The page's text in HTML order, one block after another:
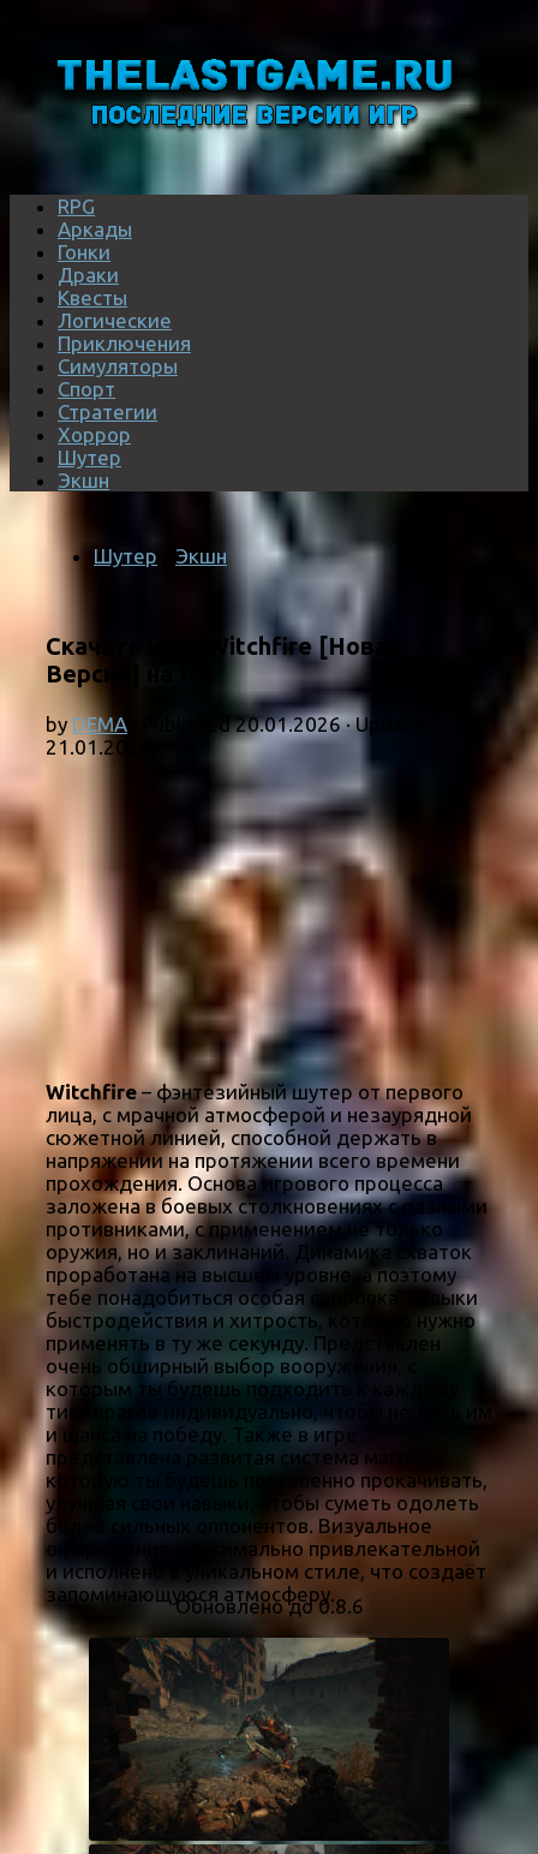
RPG
Аркады
Гонки
Драки
Квесты
Логические
Приключения
Симуляторы
Спорт
Стратегии
Хоррор
Шутер
Экшн
Шутер Экшн
Скачать игру Witchfire [Новая
Версия] на ПК
by DEMA · Published20.01.2026· Updated
21.01.2026
Witchfire– фэнтезийный шутер от первого
лица, с мрачной атмосферой и незаурядной
сюжетной линией, способной держать в
напряжении на протяжении всего времени
прохождения. Основа игрового процесса
заложена в боевых столкновениях с разными
противниками, с применением не только
оружия, но и заклинаний. Динамика схваток
проработана на высшем уровне, а поэтому
тебе понадобиться особая сноровка, навыки
быстродействия и хитрость, которую нужно
применять в ту же секунду. Представлен
очень обширный выбор вооружения, с
которым ты будешь подходить к каждому
типу врагов индивидуально, чтобы не дать им
и шанса на победу. Также в игре
представлена развитая система магии,
которую ты будешь постепенно прокачивать,
улучшая свои навыки, чтобы суметь одолеть
более сильных оппонентов. Визуальное
оформление максимально привлекательной
и исполнено в уникальном стиле, что создаёт
запоминающуюся атмосферу.
Обновлено до 0.8.6